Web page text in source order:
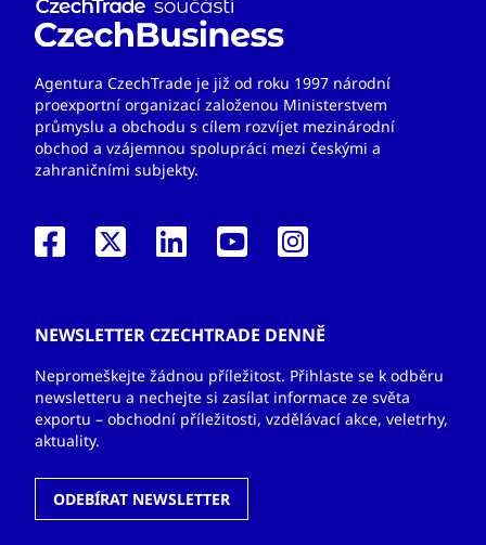
Agentura CzechTrade je již od roku 1997 národní
proexportní organizací založenou Ministerstvem
průmyslu a obchodu s cílem rozvíjet mezinárodní
obchod a vzájemnou spolupráci mezi českými a
zahraničními subjekty.
NEWSLETTER CZECHTRADE DENNĚ
Nepromeškejte žádnou příležitost. Přihlaste se k odběru
newsletteru a nechejte si zasílat informace ze světa
exportu – obchodní příležitosti, vzdělávací akce, veletrhy,
aktuality.
ODEBÍRAT NEWSLETTER